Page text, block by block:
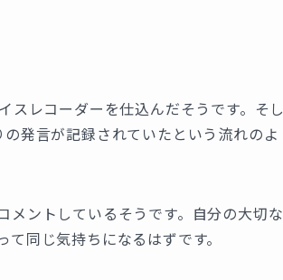
スレコーダーを仕込んだそうです。そし
発言が記録されていたという流れのよ
ントしているそうです。自分の大切な
同じ気持ちになるはずです。